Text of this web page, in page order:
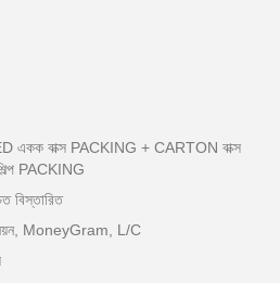
একক বাক্স PACKING + CARTON বাক্স
PACKING
বিস্তারিত
MoneyGram, L/C